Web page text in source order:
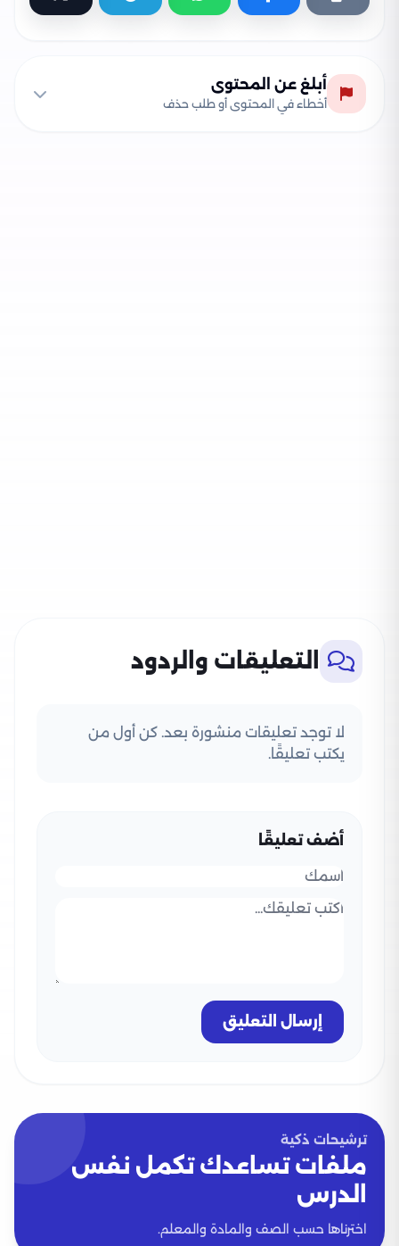
أبلغ عن المحتوى
أخطاء في المحتوى أو طلب حذف
التعليقات والردود
لا توجد تعليقات منشورة بعد. كن أول من
يكتب تعليقًا.
أضف تعليقًا
إرسال التعليق
ترشيحات ذكية
ملفات تساعدك تكمل نفس
الدرس
اخترناها حسب الصف والمادة والمعلم.